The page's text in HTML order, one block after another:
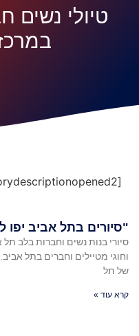
טיולי נשים
[categorydescriptionopened2]
"סיורים בתל אביב יפו
סיורי בנות נשים וחברות בלב תל
וחוגי מטיילים וחברים בתל
של תל
קרא עוד »